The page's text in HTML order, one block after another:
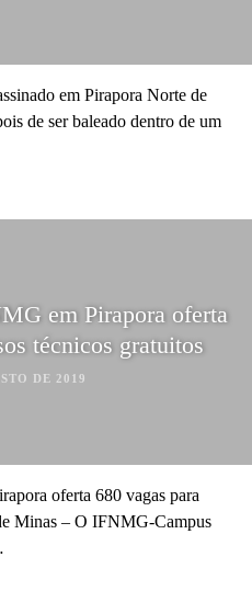
em Pirapora Norte de
de ser baleado dentro de um
em Pirapora oferta
técnicos gratuitos
DE 2019
oferta 680 vagas para
Minas – O IFNMG-Campus